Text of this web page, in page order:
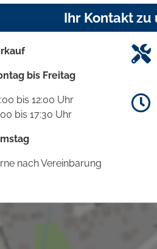
Ihr Kontakt zu
bis Freitag
bis 12:00 Uhr
bis 17:30 Uhr
nach Vereinbarung